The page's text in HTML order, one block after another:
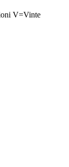
V=Vinte